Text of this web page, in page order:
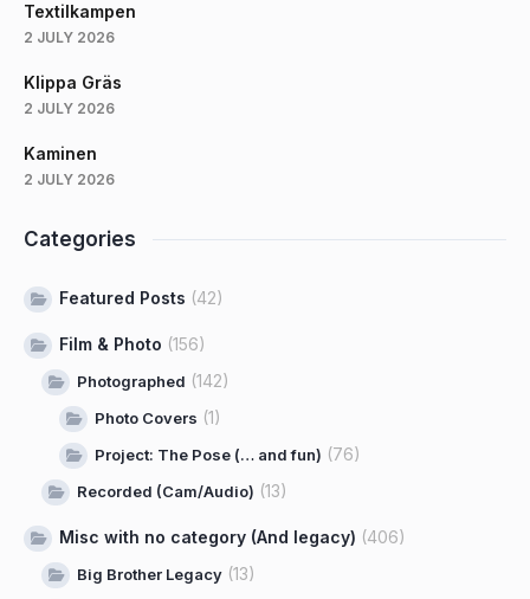
Textilkampen
2 JULY 2026
Klippa Gräs
2 JULY 2026
Kaminen
2 JULY 2026
Categories
Featured Posts (42)
Film & Photo (156)
Photographed (142)
Photo Covers (1)
Project: The Pose (… and fun) (76)
Recorded (Cam/Audio) (13)
Misc with no category (And legacy) (406)
Big Brother Legacy (13)